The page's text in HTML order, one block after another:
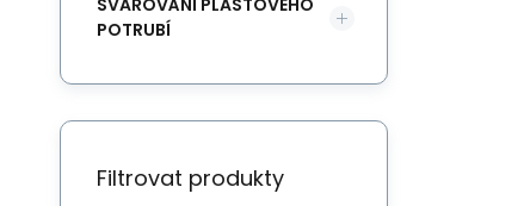
SVAŘOVÁNÍ PLASTOVÉHO
POTRUBÍ
Filtrovat produkty